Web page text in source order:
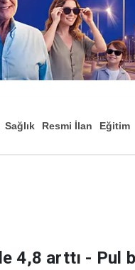
Sağlık Resmi İlan Eğitim
4,8 arttı - Pul